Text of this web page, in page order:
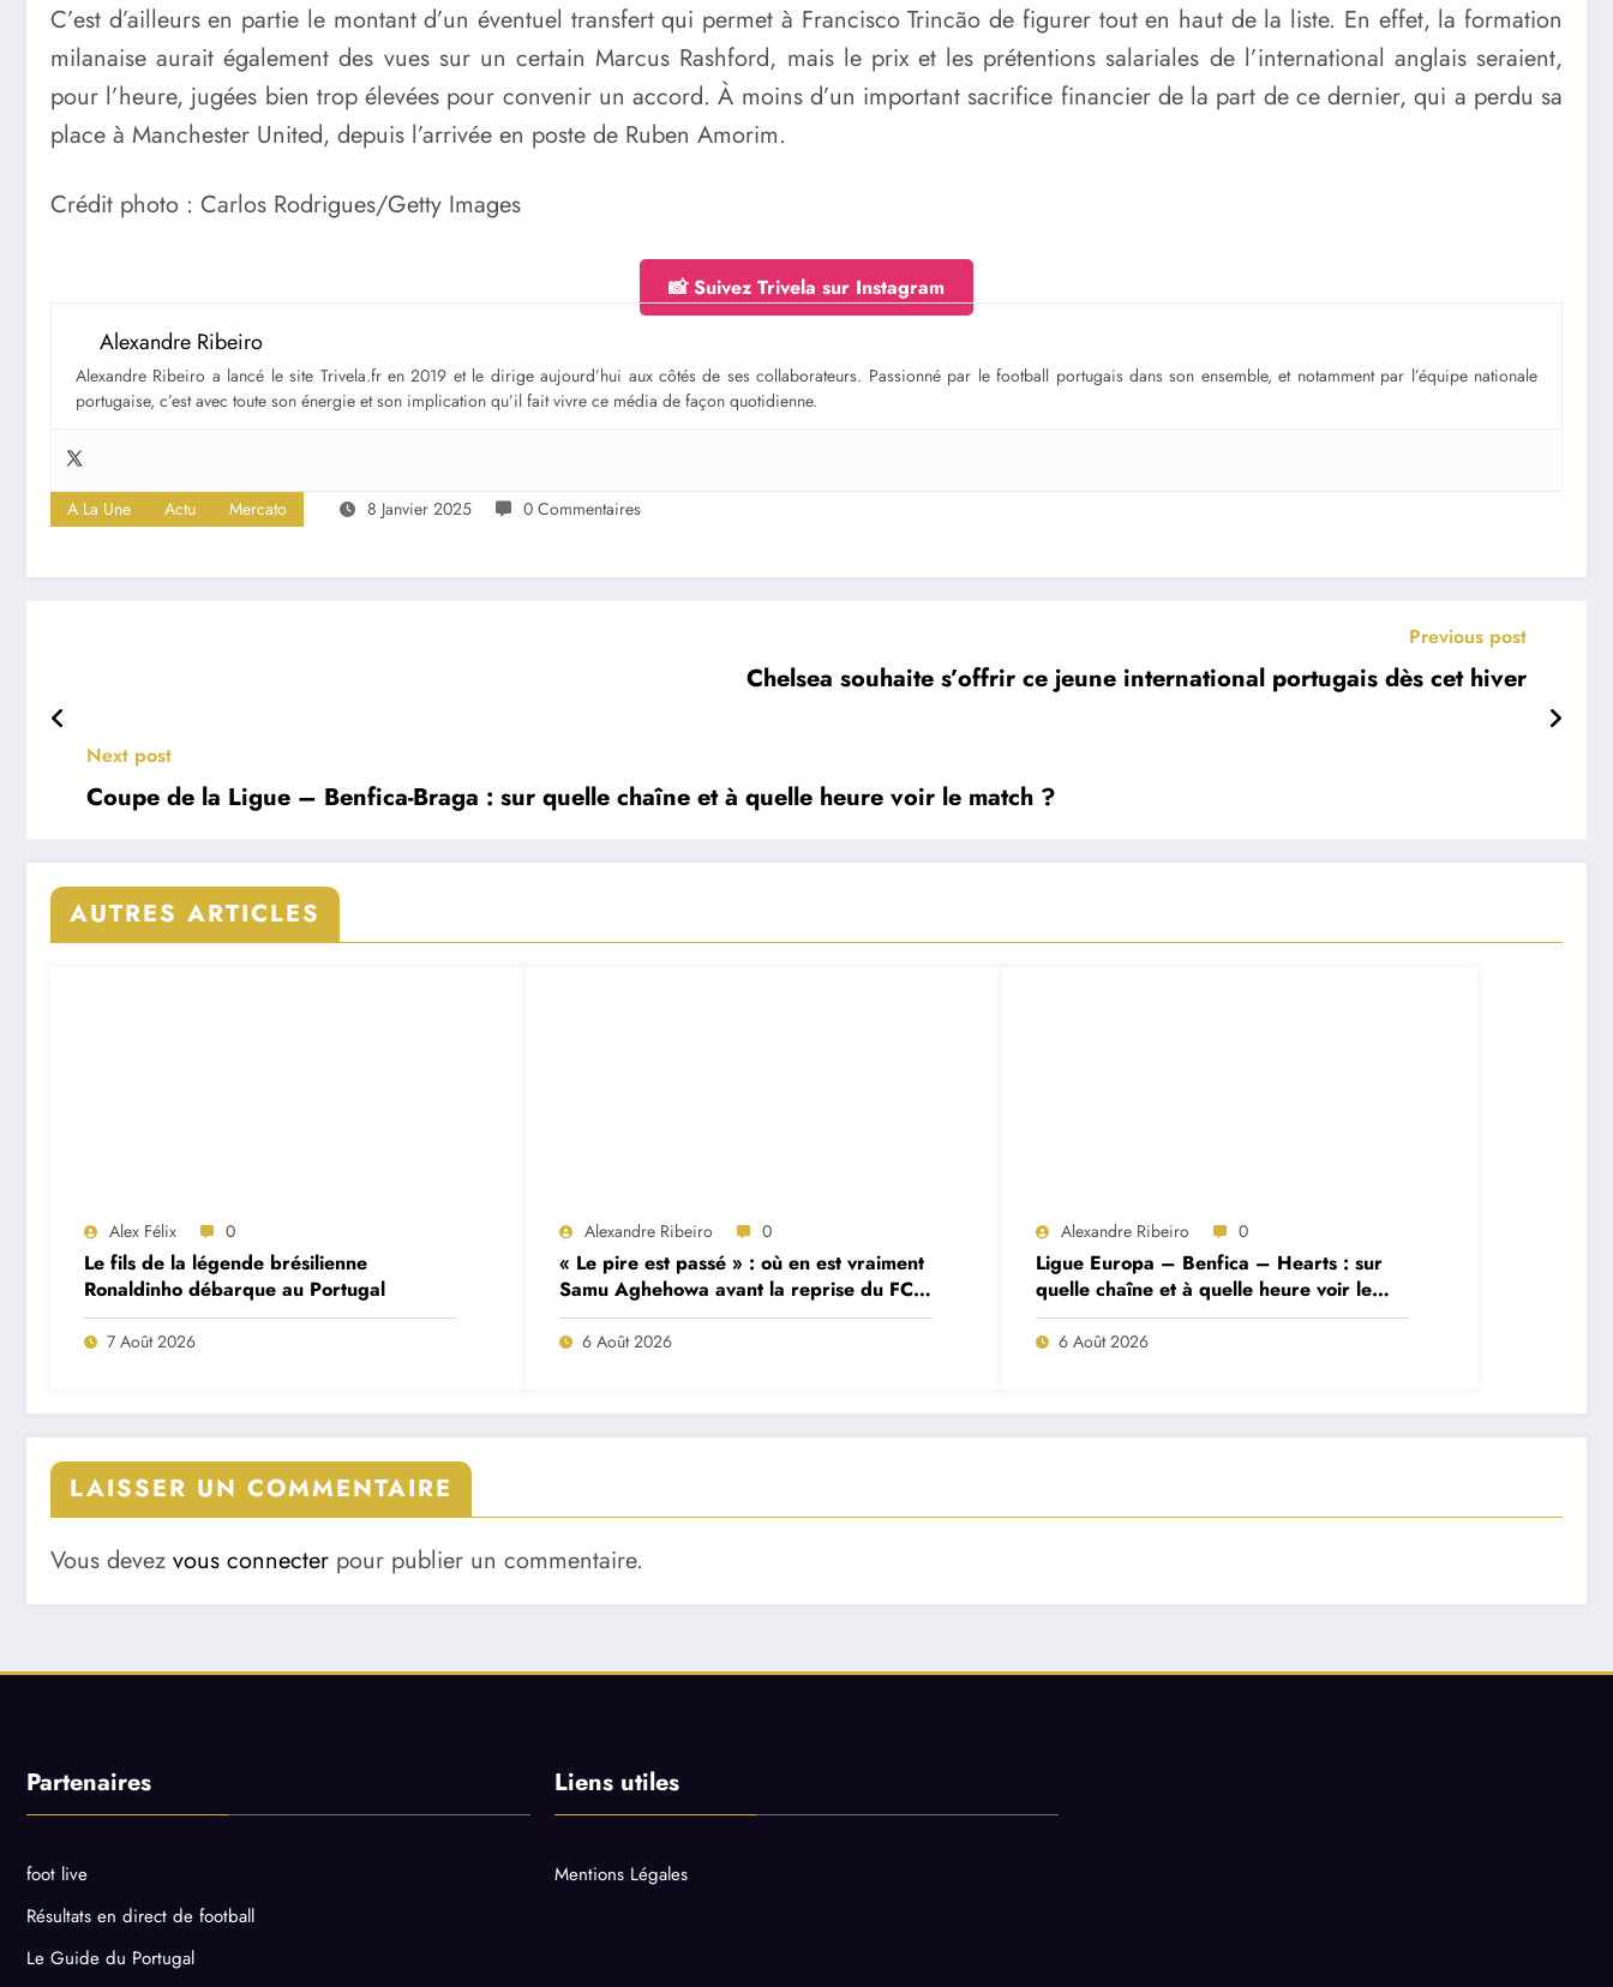
C’est d’ailleurs en partie le montant d’un éventuel transfert qui permet à Francisco Trincão de figurer tout en haut de la liste. En effet, la formation
milanaise aurait également des vues sur un certain Marcus Rashford, mais le prix et les prétentions salariales de l’international anglais seraient,
pour l’heure, jugées bien trop élevées pour convenir un accord. À moins d’un important sacrifice financier de la part de ce dernier, qui a perdu sa
place à Manchester United, depuis l’arrivée en poste de Ruben Amorim.
Crédit photo : Carlos Rodrigues/Getty Images
📸 Suivez Trivela sur Instagram
Alexandre Ribeiro
Alexandre Ribeiro a lancé le site Trivela.fr en 2019 et le dirige aujourd’hui aux côtés de ses collaborateurs. Passionné par le football portugais dans son ensemble, et notamment par l’équipe nationale
portugaise, c’est avec toute son énergie et son implication qu’il fait vivre ce média de façon quotidienne.
A La Une Actu Mercato 8 Janvier 2025 0 Commentaires
Previous post
Chelsea souhaite s’offrir ce jeune international portugais dès cet hiver
Next post
Coupe de la Ligue – Benfica-Braga : sur quelle chaîne et à quelle heure voir le match ?
AUTRES ARTICLES
Alex Félix 0
Le fils de la légende brésilienne
Ronaldinho débarque au Portugal
7 Août 2026
Alexandre Ribeiro 0
« Le pire est passé » : où en est vraiment
Samu Aghehowa avant la reprise du FC
Porto ?
6 Août 2026
Alexandre Ribeiro 0
Ligue Europa – Benfica – Hearts : sur
quelle chaîne et à quelle heure voir le
match ?
6 Août 2026
LAISSER UN COMMENTAIRE
Vous devez vous connecter pour publier un commentaire.
Partenaires
foot live
Résultats en direct de football
Le Guide du Portugal
Liens utiles
Mentions Légales